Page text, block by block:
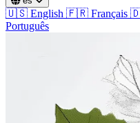
🇺🇸 English 🇫🇷 Français
Português